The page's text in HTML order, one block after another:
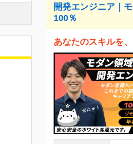
開発エンジニア｜
100％
あなたのスキルを